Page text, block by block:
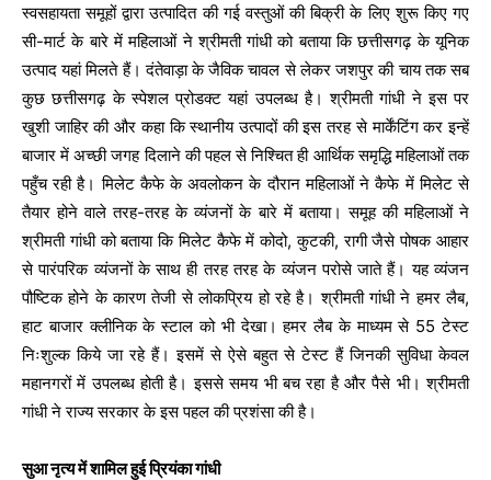
स्वसहायता समूहों द्वारा उत्पादित की गई वस्तुओं की बिक्री के लिए शुरू किए गए
सी-मार्ट के बारे में महिलाओं ने श्रीमती गांधी को बताया कि छत्तीसगढ़ के यूनिक
उत्पाद यहां मिलते हैं। दंतेवाड़ा के जैविक चावल से लेकर जशपुर की चाय तक सब
कुछ छत्तीसगढ़ के स्पेशल प्रोडक्ट यहां उपलब्ध है। श्रीमती गांधी ने इस पर
खुशी जाहिर की और कहा कि स्थानीय उत्पादों की इस तरह से मार्केंटिंग कर इन्हें
बाजार में अच्छी जगह दिलाने की पहल से निश्चित ही आर्थिक समृद्धि महिलाओं तक
पहुँच रही है। मिलेट कैफे के अवलोकन के दौरान महिलाओं ने कैफे में मिलेट से
तैयार होने वाले तरह-तरह के व्यंजनों के बारे में बताया। समूह की महिलाओं ने
श्रीमती गांधी को बताया कि मिलेट कैफे में कोदो, कुटकी, रागी जैसे पोषक आहार
से पारंपरिक व्यंजनों के साथ ही तरह तरह के व्यंजन परोसे जाते हैं। यह व्यंजन
पौष्टिक होने के कारण तेजी से लोकप्रिय हो रहे है। श्रीमती गांधी ने हमर लैब,
हाट बाजार क्लीनिक के स्टाल को भी देखा। हमर लैब के माध्यम से 55 टेस्ट
निःशुल्क किये जा रहे हैं। इसमें से ऐसे बहुत से टेस्ट हैं जिनकी सुविधा केवल
महानगरों में उपलब्ध होती है। इससे समय भी बच रहा है और पैसे भी। श्रीमती
गांधी ने राज्य सरकार के इस पहल की प्रशंसा की है।
सुआ नृत्य में शामिल हुई प्रियंका गांधी